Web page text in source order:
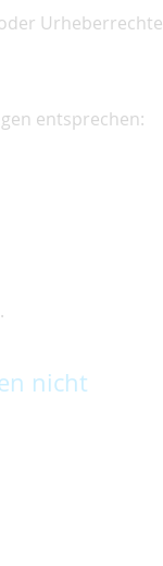
Urheberrechte
entsprechen:
nicht